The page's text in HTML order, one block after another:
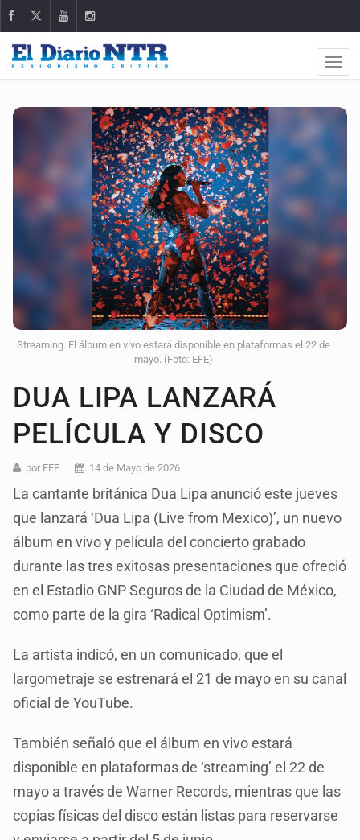
Streaming. El álbum en vivo estará disponible en plataformas el 22 de
mayo. (Foto: EFE)
DUA LIPA LANZARÁ
PELÍCULA Y DISCO
por EFE 14 de Mayo de 2026
La cantante británica Dua Lipa anunció este jueves
que lanzará ‘Dua Lipa (Live from Mexico)’, un nuevo
álbum en vivo y película del concierto grabado
durante las tres exitosas presentaciones que ofreció
en el Estadio GNP Seguros de la Ciudad de México,
como parte de la gira ‘Radical Optimism’.
La artista indicó, en un comunicado, que el
largometraje se estrenará el 21 de mayo en su canal
oficial de YouTube.
También señaló que el álbum en vivo estará
disponible en plataformas de ‘streaming’ el 22 de
mayo a través de Warner Records, mientras que las
copias físicas del disco están listas para reservarse